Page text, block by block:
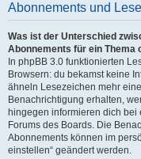
Abonnements und
Was ist der Unterschied
Abonnements für ein Thema
In phpBB 3.0 funktionierten
Browsern: du bekamst keine
ähneln Lesezeichen mehr
Benachrichtigung erhalten,
hingegen informieren dich
Forums des Boards. Die
Abonnements können im
einstellen“ geändert werden.